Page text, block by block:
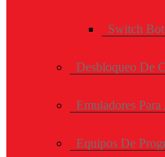
Switch
Desbloqueo De
Emuladores Para
Equipos De